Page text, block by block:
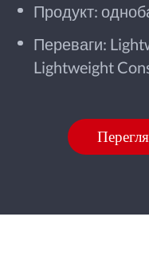
Продукт:
Переваги:
Lightweight